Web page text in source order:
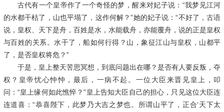
古代有一个皇帝作了一个奇怪的梦，醒来对妃子说： “我梦见江河
的水都干枯了，山也平塌了，这作何解？”她的妃子说：“不好了，古语
说，皇权、天下是舟，百姓是水，水能载舟，亦能覆舟，说的正是皇权
与百姓的关系。水干了，船如何行得？山，象征江山与皇权，山都平
了，是否皇权将危？”
于是，皇上整天苦思冥想，到底问题出在哪？是否有人要反叛，夺
权？皇帝忧心忡忡，最后，一病不起。一位大臣来晋见皇上，叩
问：“皇上缘何如此憔悴？”皇上告知大臣自己的担心，只见这位大臣连
连道喜：“恭喜陛下，此梦乃大吉之梦也。所谓山平了，正合‘天下太